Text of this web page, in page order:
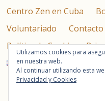
Centro Zen en Cuba
Voluntariado
Contacto
Política de Cookies y
English
Asociación Zen
Calle de la Magdalena
Utilizamos cookies para
en nuestra web.
Al continuar utilizando esta
Privacidad y Cookies